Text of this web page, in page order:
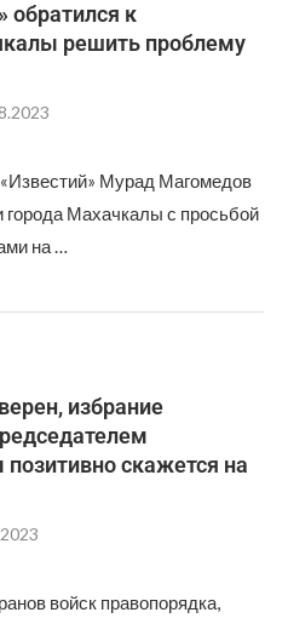
обратился к
решить проблему
Мурад Магомедов
города Махачкалы с просьбой
на …
избрание
скажется на
войск правопорядка,